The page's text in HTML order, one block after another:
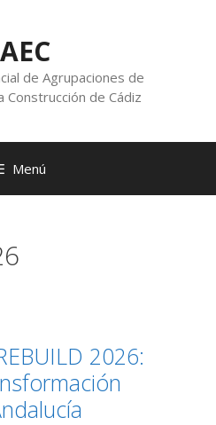
de Agrupaciones de
Construcción de Cádiz
Menú
2026: